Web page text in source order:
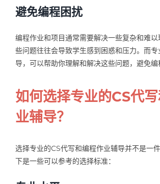
避免编程困扰
编程作业和项目通常需要解决一些复杂和难
些问题往往会导致学生感到困惑和压力。而
导，可以帮助你理解和解决这些问题，避免编
如何选择专业的CS代
业辅导？
选择专业的CS代写和编程作业辅导并不是一
下是一些可以参考的选择标准：